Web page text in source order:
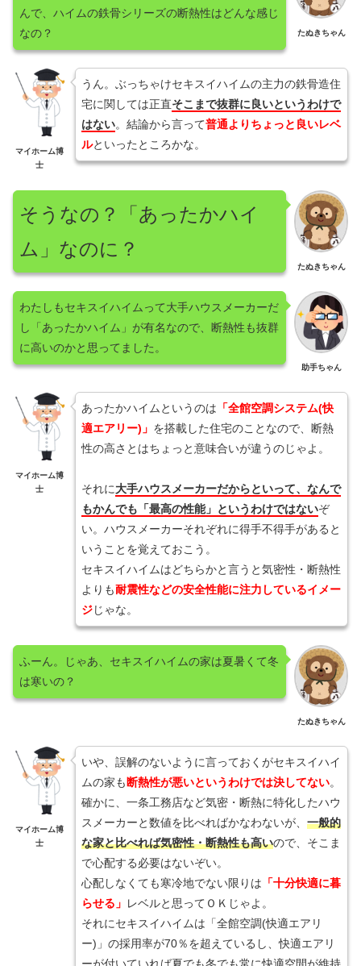
たぬきちゃん
んで、ハイムの鉄骨シリーズの断熱性はどんな感じ
なの？
マイホーム博
士
うん。ぶっちゃけセキスイハイムの主力の鉄骨造住
宅に関しては正直そこまで抜群に良いというわけで
はない。結論から言って普通よりちょっと良いレベ
ルといったところかな。
たぬきちゃん
そうなの？「あったかハイ
ム」なのに？
助手ちゃん
わたしもセキスイハイムって大手ハウスメーカーだ
し「あったかハイム」が有名なので、断熱性も抜群
に高いのかと思ってました。
マイホーム博
士
あったかハイムというのは 「全館空調システム(快
適エアリー)」 を搭載した住宅のことなので、断熱
性の高さとはちょっと意味合いが違うのじゃよ。
それに大手ハウスメーカーだからといって、なんで
もかんでも「最高の性能」というわけではないぞ
い。ハウスメーカーそれぞれに得手不得手があると
いうことを覚えておこう。
セキスイハイムはどちらかと言うと気密性・断熱性
よりも耐震性などの安全性能に注力しているイメー
ジじゃな。
たぬきちゃん
ふーん。じゃあ、セキスイハイムの家は夏暑くて冬
は寒いの？
マイホーム博
士
いや、誤解のないように言っておくがセキスイハイ
ムの家も 断熱性が悪いというわけでは決してない。
確かに、一条工務店など気密・断熱に特化したハウ
スメーカーと数値を比べればかなわないが、 一般的
な家と比べれば気密性・断熱性も高いので、そこま
で心配する必要はないぞい。
心配しなくても寒冷地でない限りは 「十分快適に暮
らせる」 レベルと思ってＯＫじゃよ。
それにセキスイハイムは「全館空調(快適エアリ
ー)」の採用率が70％を超えているし、快適エアリ